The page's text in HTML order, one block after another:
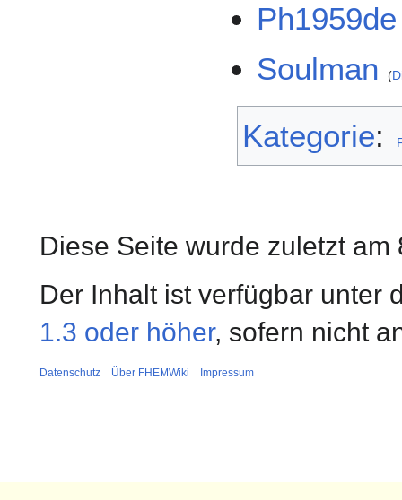
Ph1959de
Soulman
Kategorie:
Diese Seite wurde zuletzt
Der Inhalt ist verfügbar unter
1.3 oder höher, sofern nicht
Datenschutz Über FHEMWiki Impressum